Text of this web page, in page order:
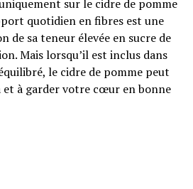
sur le cidre de pomme
quotidien en fibres est une
de sa teneur élevée en sucre de
Mais lorsqu’il est inclus dans
le cidre de pomme peut
et à garder votre cœur en bonne